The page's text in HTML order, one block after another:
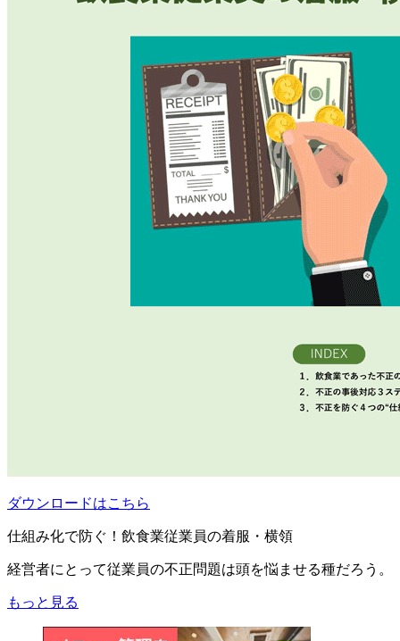
ダウンロードはこちら
仕組み化で防ぐ！飲食業従業員の着服・横領
経営者にとって従業員の不正問題は頭を悩ませる種だろう。
もっと見る